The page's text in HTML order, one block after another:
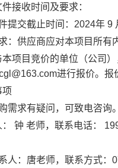
接收时间及要求：
提交截止时间：2024年 9
：供应商应对本项目所有
本项目竞价的单位（公司
进行报价。
项
需求有疑问，可致电咨询。
钟 老师，联系电话：
人：唐老师，联系方式：